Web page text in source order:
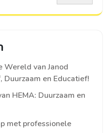
Wereld van Janod
Duurzaam en Educatief!
HEMA: Duurzaam en
met professionele